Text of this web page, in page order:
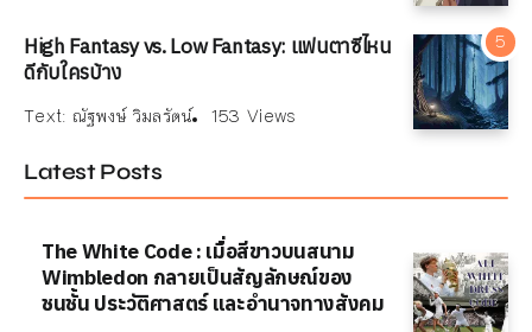
High Fantasy vs. Low Fantasy: แฟนตาซีไหน
ดีกับใครบ้าง
Text: ณัฐพงษ์ วิมลรัตน์ 153 Views
Latest Posts
The White Code : เมื่อสีขาวบนสนาม
Wimbledon กลายเป็นสัญลักษณ์ของ
ชนชั้น ประวัติศาสตร์ และอำนาจทางสังคม